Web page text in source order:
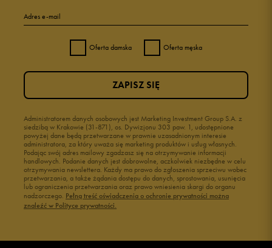
Adres e-mail
Oferta damska Oferta męska
Administratorem danych osobowych jest Marketing Investment Group S.A. z
siedzibą w Krakowie (31-871), os. Dywizjonu 303 paw. 1, udostępnione
powyżej dane będą przetwarzane w prawnie uzasadnionym interesie
administratora, za który uważa się marketing produktów i usług własnych.
Podając swój adres mailowy zgadzasz się na otrzymywanie informacji
handlowych. Podanie danych jest dobrowolne, aczkolwiek niezbędne w celu
otrzymywania newslettera. Każdy ma prawo do zgłoszenia sprzeciwu wobec
przetwarzania, a także żądania dostępu do danych, sprostowania, usunięcia
lub ograniczenia przetwarzania oraz prawo wniesienia skargi do organu
nadzorczego. Pełną treść oświadczenia o ochronie prywatności można
znaleźć w Polityce prywatności.
ZAPISZ SIĘ